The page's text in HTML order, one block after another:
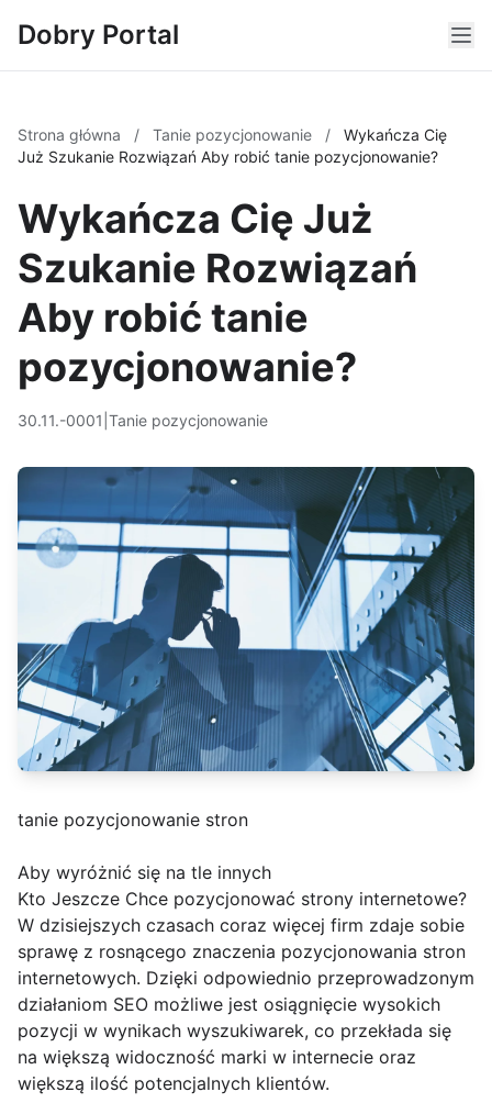
Dobry Portal
Strona główna / Tanie pozycjonowanie /
Wykańcza Cię
Już Szukanie Rozwiązań Aby robić tanie pozycjonowanie?
Wykańcza Cię Już
Szukanie Rozwiązań
Aby robić tanie
pozycjonowanie?
30.11.-0001 Tanie pozycjonowanie
tanie pozycjonowanie stron
Aby wyróżnić się na tle innych
Kto Jeszcze Chce pozycjonować strony internetowe?
W dzisiejszych czasach coraz więcej firm zdaje sobie
sprawę z rosnącego znaczenia pozycjonowania stron
internetowych. Dzięki odpowiednio przeprowadzonym
działaniom SEO możliwe jest osiągnięcie wysokich
pozycji w wynikach wyszukiwarek, co przekłada się
na większą widoczność marki w internecie oraz
większą ilość potencjalnych klientów.